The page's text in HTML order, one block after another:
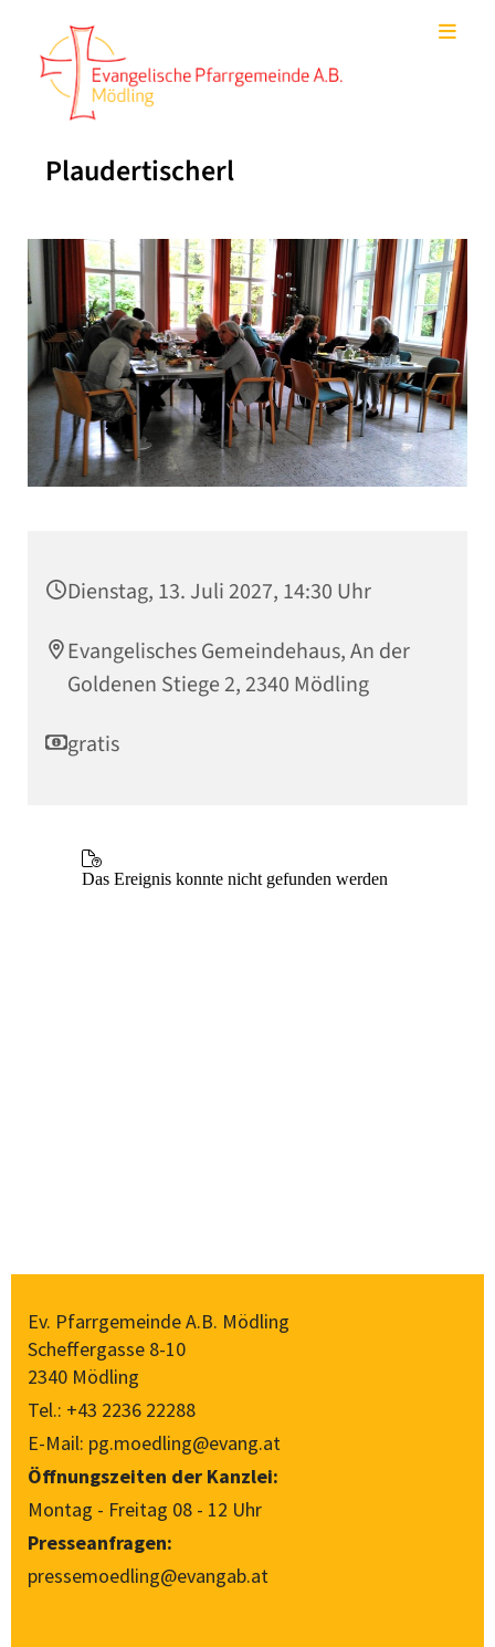
Plaudertischerl
Dienstag, 13. Juli 2027, 14:30 Uhr
Evangelisches Gemeindehaus, An der
Goldenen Stiege 2, 2340 Mödling
gratis
Ev. Pfarrgemeinde A.B. Mödling
Scheffergasse 8-10
2340 Mödling
Tel.: +43 2236 22288
E-Mail: pg.moedling@evang.at
Öffnungszeiten der Kanzlei:
Montag - Freitag 08 - 12 Uhr
Presseanfragen:
pressemoedling@evangab.at